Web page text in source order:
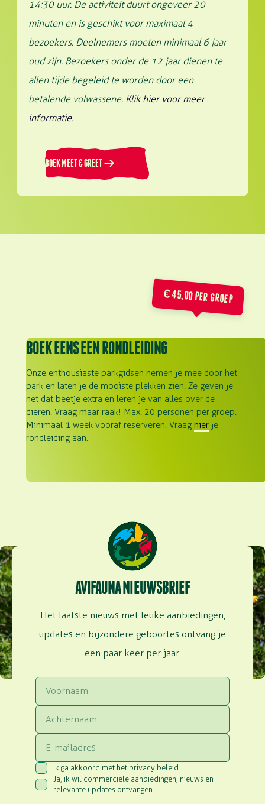
14:30 uur. De activiteit duurt ongeveer 20
minuten en is geschikt voor maximaal 4
bezoekers. Deelnemers moeten minimaal 6 jaar
oud zijn. Bezoekers onder de 12 jaar dienen te
allen tijde begeleid te worden door een
betalende volwassene. Klik hier voor meer
informatie.
BOEK MEET & GREET
€ 45,00 PER GROEP
BOEK EENS EEN RONDLEIDING
Onze enthousiaste parkgidsen nemen je mee door het
park en laten je de mooiste plekken zien. Ze geven je
net dat beetje extra en leren je van alles over de
dieren. Vraag maar raak! Max. 20 personen per groep.
Minimaal 1 week vooraf reserveren. Vraag hier je
rondleiding aan.
AVIFAUNA NIEUWSBRIEF
Het laatste nieuws met leuke aanbiedingen,
updates en bijzondere geboortes ontvang je
een paar keer per jaar.
Consent (Vereist)
Ik ga akkoord met het privacy beleid
Consent(Vereist)
Ja, ik wil commerciële aanbiedingen, nieuws en
relevante updates ontvangen.